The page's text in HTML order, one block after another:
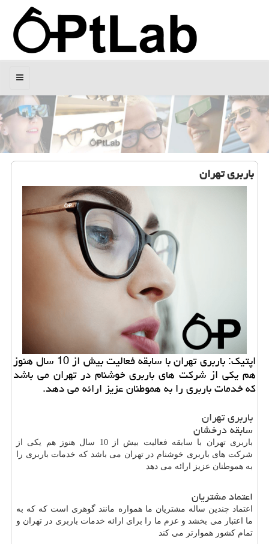
منو
باربری تهران
اپتیك: باربری تهران با سابقه فعالیت بیش از 10 سال هنوز
هم یكی از شركت های باربری خوشنام در تهران می باشد
كه خدمات باربری را به هموطنان عزیز ارائه می دهد.
باربری تهران
سابقه درخشان
باربری تهران با سابقه فعالیت بیش از 10 سال هنوز هم یکی از
شرکت های باربری خوشنام در تهران می باشد که خدمات باربری را
به هموطنان عزیز ارائه می دهد
اعتماد مشتریان
اعتماد چندین ساله مشتریان ما همواره مانند گوهری است که که به
ما اعتبار می بخشد و عزم ما را برای ارائه خدمات باربری در تهران و
تمام کشور هموارتر می کند